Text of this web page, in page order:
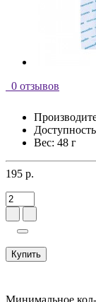
0 отзывов
Вес: 48 г
195 р.
Купить